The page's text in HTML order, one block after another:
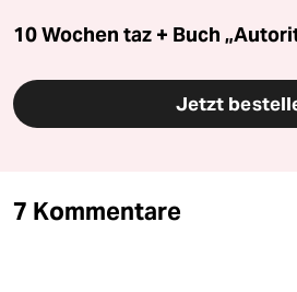
10 Wochen taz + Buch
Jetzt
7 Kommentare